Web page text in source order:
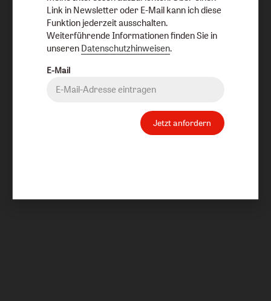
Link in Newsletter oder E-Mail kann ich diese
Funktion jederzeit ausschalten.
Weiterführende Informationen finden Sie in
unseren Datenschutzhinweisen.
E-Mail
Jetzt anfordern